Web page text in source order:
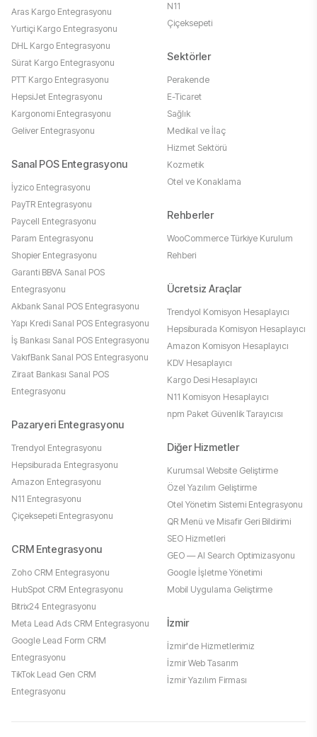
Aras Kargo Entegrasyonu
Yurtiçi Kargo Entegrasyonu
DHL Kargo Entegrasyonu
Sürat Kargo Entegrasyonu
PTT Kargo Entegrasyonu
HepsiJet Entegrasyonu
Kargonomi Entegrasyonu
Geliver Entegrasyonu
Sanal POS Entegrasyonu
İyzico Entegrasyonu
PayTR Entegrasyonu
Paycell Entegrasyonu
Param Entegrasyonu
Shopier Entegrasyonu
Garanti BBVA Sanal POS
Entegrasyonu
Akbank Sanal POS Entegrasyonu
Yapı Kredi Sanal POS Entegrasyonu
İş Bankası Sanal POS Entegrasyonu
VakıfBank Sanal POS Entegrasyonu
Ziraat Bankası Sanal POS
Entegrasyonu
Pazaryeri Entegrasyonu
Trendyol Entegrasyonu
Hepsiburada Entegrasyonu
Amazon Entegrasyonu
N11 Entegrasyonu
Çiçeksepeti Entegrasyonu
CRM Entegrasyonu
Zoho CRM Entegrasyonu
HubSpot CRM Entegrasyonu
Bitrix24 Entegrasyonu
Meta Lead Ads CRM Entegrasyonu
Google Lead Form CRM
Entegrasyonu
TikTok Lead Gen CRM
Entegrasyonu
N11
Çiçeksepeti
Sektörler
Perakende
E-Ticaret
Sağlık
Medikal ve İlaç
Hizmet Sektörü
Kozmetik
Otel ve Konaklama
Rehberler
WooCommerce Türkiye Kurulum
Rehberi
Ücretsiz Araçlar
Trendyol Komisyon Hesaplayıcı
Hepsiburada Komisyon Hesaplayıcı
Amazon Komisyon Hesaplayıcı
KDV Hesaplayıcı
Kargo Desi Hesaplayıcı
N11 Komisyon Hesaplayıcı
npm Paket Güvenlik Tarayıcısı
Diğer Hizmetler
Kurumsal Website Geliştirme
Özel Yazılım Geliştirme
Otel Yönetim Sistemi Entegrasyonu
QR Menü ve Misafir Geri Bildirimi
SEO Hizmetleri
GEO — AI Search Optimizasyonu
Google İşletme Yönetimi
Mobil Uygulama Geliştirme
İzmir
İzmir'de Hizmetlerimiz
İzmir Web Tasarım
İzmir Yazılım Firması